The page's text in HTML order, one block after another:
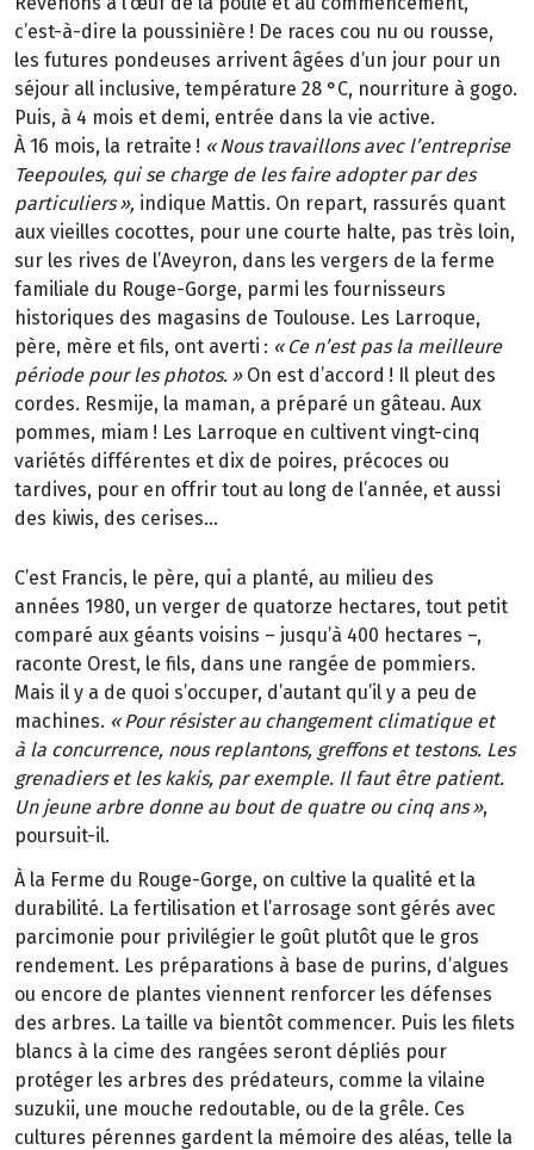
c’est-à-dire la poussinière ! De races cou nu ou rousse,
les futures pondeuses arrivent âgées d ’un jour pour un
séjour all inclusive, température 28 °C, nourriture à gogo.
Puis, à 4 mois et demi, entrée dans la vie active.
À 16 mois, la retraite ! « Nous travaillons avec l’entreprise
Teepoules, qui se charge de les faire adopter par des
particuliers », indique Mattis. On repart, rassurés quant
aux vieilles cocottes, pour une courte halte, pas très loin,
sur les rives de l’Aveyron, dans les vergers de la ferme
familiale du Rouge-Gorge, parmi les fournisseurs
historiques des magasins de Toulouse. Les Larroque,
père, mère et fils, ont averti : « Ce n’est pas la meilleure
période pour les photos. »On est d’accord ! Il pleut des
cordes. Resmije, la maman, a préparé un gâteau. Aux
pommes, miam ! Les Larroque en cultivent vingt-cinq
variétés différentes et dix de poires, précoces ou
tardives, pour en offrir tout au long de l’année, et aussi
des kiwis, des cerises...
C’est Francis, le père, qui a planté, au milieu des
années 1980, un verger de quatorze hectares, tout petit
comparé aux géants voisins – jusqu’à 400 hectares –,
raconte Orest, le fils, dans une rangée de pommiers.
Mais il y a de quoi s’occuper, d’autant qu’il y a peu de
machines. « Pour résister au changement climatique et
à la concurrence, nous replantons, greffons et testons. Les
grenadiers et les kakis, par exemple. Il faut être patient.
Un jeune arbre donne au bout de quatre ou cinq ans »,
poursuit-il.
À la Ferme du Rouge-Gorge, on cultive la qualité et la
durabilité. La fertilisation et l’arrosage sont gérés avec
parcimonie pour privilégier le goût plutôt que le gros
rendement. Les préparations à base de purins, d’algues
ou encore de plantes viennent renforcer les défenses
des arbres. La taille va bientôt commencer. Puis les filets
blancs à la cime des rangées seront dépliés pour
protéger les arbres des prédateurs, comme la vilaine
suzukii, une mouche redoutable, ou de la grêle. Ces
cultures pérennes gardent la mémoire des aléas, telle la